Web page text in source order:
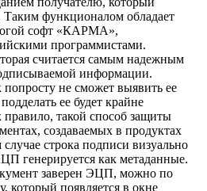
Таким функционалом обладает
софт «КАРМА»,
программистами.
считается самым надежным
информации.
не сможет выявить ее
ее будет крайне
правило, такой способ защиты
создаваемых в продуктах
строка подписи визуально
генерируется как метаданные.
заверен ЭЦП, можно по
который появляется в окне